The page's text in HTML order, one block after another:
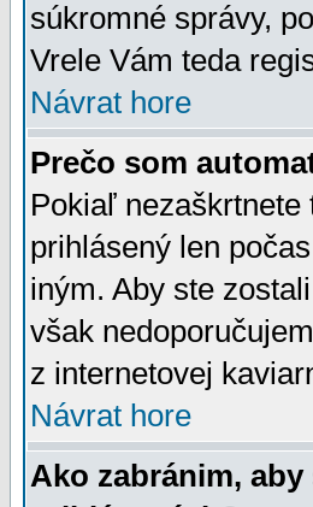
súkromné správy,
Vrele Vám teda
Návrat hore
Prečo som
Pokiaľ nezaškrtnete
prihlásený len
iným. Aby ste
však
z internetovej
Návrat hore
Ako zabránim,